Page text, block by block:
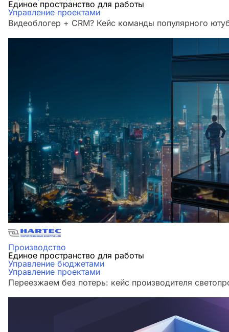
Единое пространство для работы
Управление проектами
Видеоблогер + CRM? Кейс команды популярного
Производство
Единое пространство для работы
Управление бюджетами
Управление проектами
Переезжаем без потерь: кейс производителя